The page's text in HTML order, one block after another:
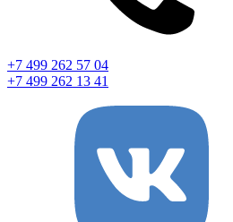
+7 499 262 57 04
+7 499 262 13 41